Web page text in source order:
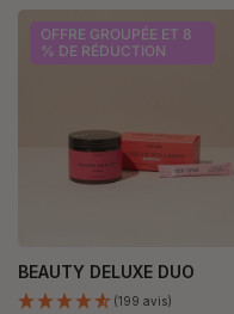
OFFRE GROUPÉE ET 8
% DE RÉDUCTION
BEAUTY DELUXE DUO
(199 avis)